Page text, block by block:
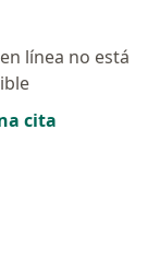
línea no está
cita